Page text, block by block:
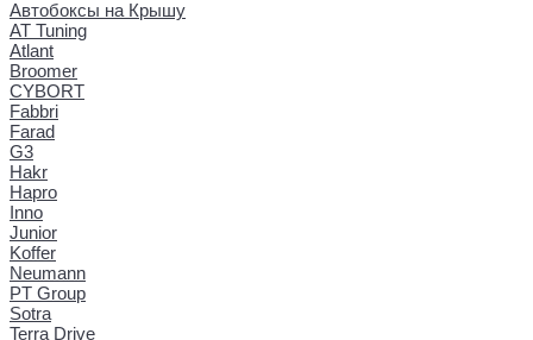
Автобоксы на Крышу
AT Tuning
Atlant
Broomer
CYBORT
Fabbri
Farad
G3
Hakr
Hapro
Inno
Junior
Koffer
Neumann
PT Group
Sotra
Terra Drive